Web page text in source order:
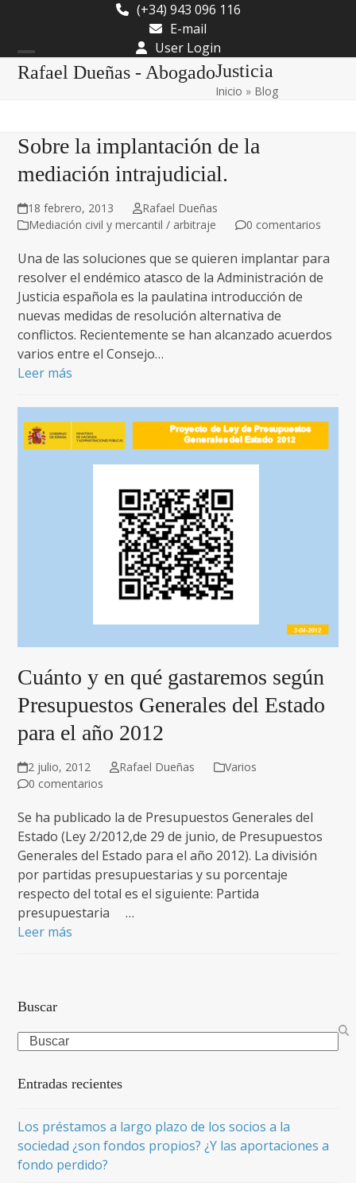
content
(+34) 943 096 116
E-mail
User Login
Rafael Dueñas - Abogado
Open
Close
Justicia
Inicio » Blog
Sobre la implantación de la
mediación intrajudicial.
18 febrero, 2013
Rafael Dueñas
Mediación civil y mercantil / arbitraje
0 comentarios
Una de las soluciones que se quieren implantar para
resolver el endémico atasco de la Administración de
Justicia española es la paulatina introducción de
nuevas medidas de resolución alternativa de
conflictos. Recientemente se han alcanzado acuerdos
varios entre el Consejo…
Leer más
Cuánto y en qué gastaremos según
Presupuestos Generales del Estado
para el año 2012
2 julio, 2012 Rafael Dueñas
Varios
0 comentarios
Se ha publicado la de Presupuestos Generales del
Estado (Ley 2/2012,de 29 de junio, de Presupuestos
Generales del Estado para el año 2012). La división
por partidas presupuestarias y su porcentaje
respecto del total es el siguiente: Partida
presupuestaria …
Leer más
Buscar
Search
Entradas recientes
Los préstamos a largo plazo de los socios a la
sociedad ¿son fondos propios? ¿Y las aportaciones a
fondo perdido?